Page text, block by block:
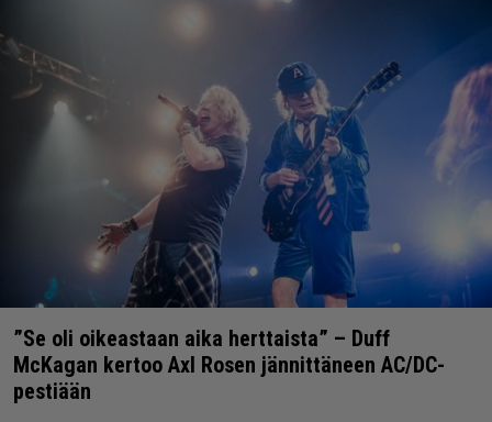
”Se oli oikeastaan aika herttaista” – Duff
McKagan kertoo Axl Rosen jännittäneen AC/DC-
pestiään